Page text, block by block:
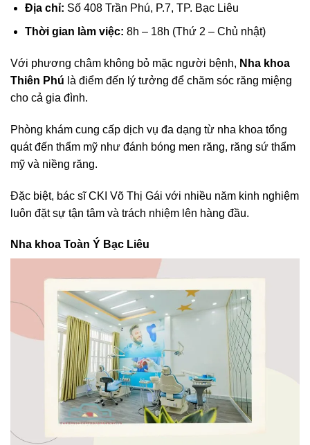
Địa chỉ: Số 408 Trần Phú, P.7, TP. Bạc Liêu
Thời gian làm việc: 8h – 18h (Thứ 2 – Chủ nhật)
Với phương châm không bỏ mặc người bệnh, Nha khoa
Thiên Phú là điểm đến lý tưởng để chăm sóc răng miệng
cho cả gia đình.
Phòng khám cung cấp dịch vụ đa dạng từ nha khoa tổng
quát đến thẩm mỹ như đánh bóng men răng, răng sứ thẩm
mỹ và niềng răng.
Đặc biệt, bác sĩ CKI Võ Thị Gái với nhiều năm kinh nghiệm
luôn đặt sự tận tâm và trách nhiệm lên hàng đầu.
Nha khoa Toàn Ý Bạc Liêu